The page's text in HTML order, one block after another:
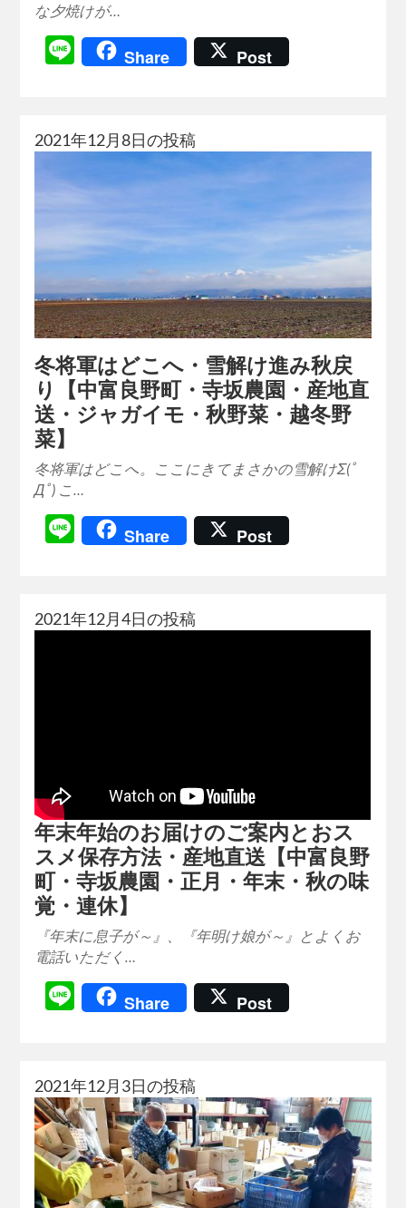
な夕焼けが…
LineShare Post
2021年12月8日の投稿
冬将軍はどこへ・雪解け進み秋戻
り【中富良野町・寺坂農園・産地直
送・ジャガイモ・秋野菜・越冬野
菜】
冬将軍はどこへ。ここにきてまさかの雪解けΣ(ﾟ
Дﾟ) こ…
LineShare Post
2021年12月4日の投稿
年末年始のお届けのご案内とおス
スメ保存方法・産地直送【中富良野
町・寺坂農園・正月・年末・秋の味
覚・連休】
『年末に息子が～』、『年明け娘が～』とよくお
電話いただく…
LineShare Post
2021年12月3日の投稿